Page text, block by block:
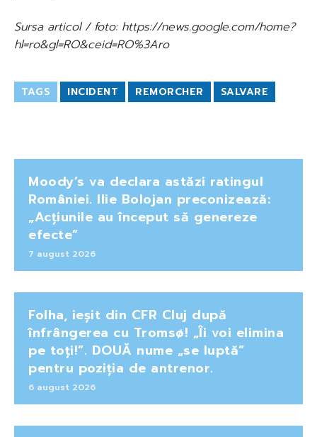
Sursa articol / foto: https://news.google.com/home?
hl=ro&gl=RO&ceid=RO%3Aro
TAGS INCIDENT REMORCHER SALVARE
Moody’s va declara astăzi ratingul
României. Ilie Bolojan preconizează:
„Acțiunile au început să genereze
efecte”
7 august 2026
Folha, ieșit din CFR Cluj după
înfrângerea cu Tromsø! „Îi voi elimina
pe toți!”. DOUĂ nume „se luptă”
pentru poziția de antrenor.
6 august 2026